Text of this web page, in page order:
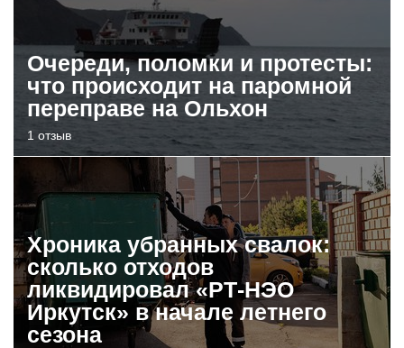
Очереди, поломки и протесты:
что происходит на паромной
переправе на Ольхон
1 отзыв
Хроника убранных свалок:
сколько отходов
ликвидировал «РТ-НЭО
Иркутск» в начале летнего
сезона